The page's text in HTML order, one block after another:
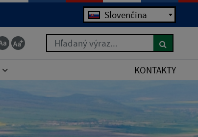
Slovenčina
Hľadaný výraz...
KONTAKTY